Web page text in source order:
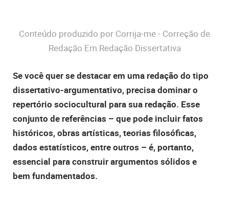
Conteúdo produzido por Corrija-me - Correção de
Redação Em Redação Dissertativa
Se você quer se destacar em uma redação do tipo
dissertativo-argumentativo, precisa dominar o
repertório sociocultural para sua redação. Esse
conjunto de referências – que pode incluir fatos
históricos, obras artísticas, teorias filosóficas,
dados estatísticos, entre outros – é, portanto,
essencial para construir argumentos sólidos e
bem fundamentados.